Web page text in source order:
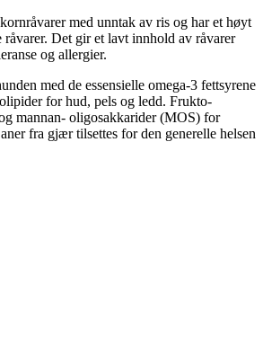
med unntak av ris og har et høyt
Det gir et lavt innhold av råvarer
og allergier.
med de essensielle omega-3 fettsyrene
for hud, pels og ledd. Frukto-
mannan- oligosakkarider (MOS) for
fra gjær tilsettes for den generelle helsen